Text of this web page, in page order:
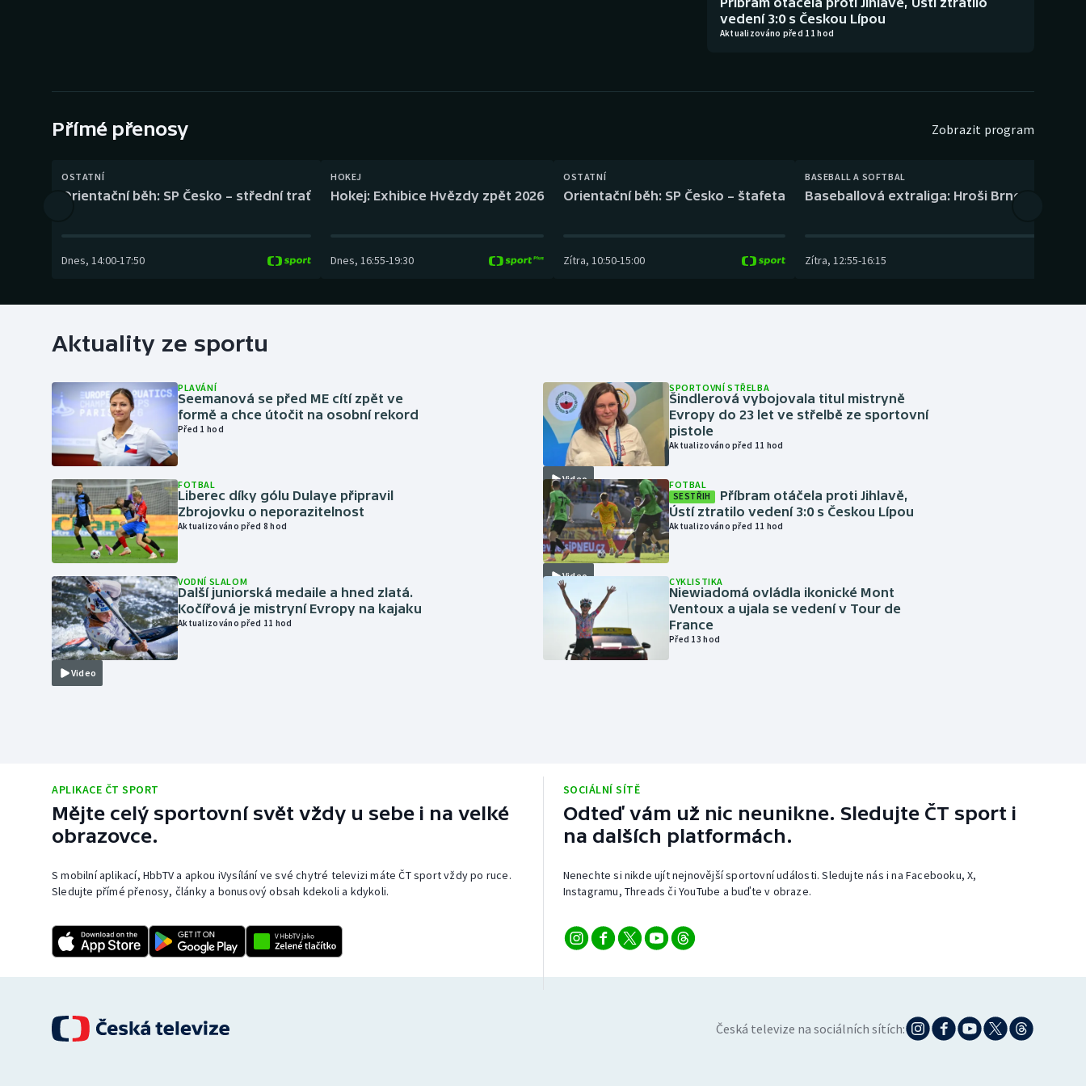
Gymnastika Plážový volejbal
vedení 3:0 s Českou Lípou
Aktualizováno před 11 hod
Přímé přenosy Zobrazit program
OSTATNÍ
Orientační běh: SP Česko – střední trať
Dnes, 14:00-17:50
HOKEJ
Hokej: Exhibice Hvězdy zpět 2026
Dnes, 16:55-19:30
OSTATNÍ
Orientační běh: SP Česko – štafeta
Zítra, 10:50-15:00
BASEBALL A SOFTBAL
Baseballová extraliga: Hroši Brno – Eagles
Zítra, 12:55-16:15
Aktuality ze sportu
PLAVÁNÍ
Seemanová se před ME cítí zpět ve
formě a chce útočit na osobní rekord
Před 1 hod
FOTBAL
Liberec díky gólu Dulaye připravil
Zbrojovku o neporazitelnost
Aktualizováno před 8 hod
Video
VODNÍ SLALOM
Další juniorská medaile a hned zlatá.
Kočířová je mistryní Evropy na kajaku
Aktualizováno před 11 hod
Video
SPORTOVNÍ STŘELBA
Šindlerová vybojovala titul mistryně
Evropy do 23 let ve střelbě ze sportovní
pistole
Aktualizováno před 11 hod
Video
FOTBAL
SESTŘIH
Příbram otáčela proti Jihlavě,
Ústí ztratilo vedení 3:0 s Českou Lípou
Aktualizováno před 11 hod
CYKLISTIKA
Niewiadomá ovládla ikonické Mont
Ventoux a ujala se vedení v Tour de
France
Před 13 hod
APLIKACE ČT SPORT
Mějte celý sportovní svět vždy u sebe i na velké
obrazovce.
S mobilní aplikací, HbbTV a apkou iVysílání ve své chytré televizi máte ČT sport vždy po ruce.
Sledujte přímé přenosy, články a bonusový obsah kdekoli a kdykoli.
SOCIÁLNÍ SÍTĚ
Odteď vám už nic neunikne. Sledujte ČT sport i
na dalších platformách.
Nenechte si nikde ujít nejnovější sportovní události. Sledujte nás i na Facebooku, X,
Instagramu, Threads či YouTube a buďte v obraze.
Česká televize na sociálních sítích: